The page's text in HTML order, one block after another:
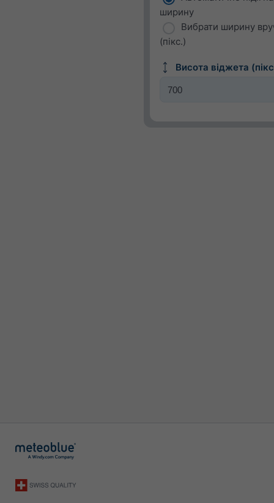
ширину
Вибрати ширину
(пікс.)
Висота віджета